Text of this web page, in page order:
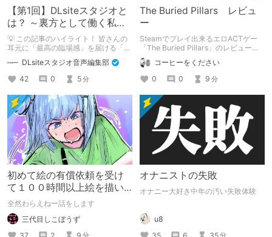
【第1回】DLsiteスタジオと
は？ ～裏方として働く私た
ちの紹介
💡 この記事のハイライト！ 皆さんの
耳元に「最高の臨場感」を届ける「サ
舞台裏を大公開！ スマートな専門
職……と思いきや、実態は「音の変態
（褒め言葉）」が集まるチーム！？
成人男性スタッフがダミヘに抱きつ
き、スタジオにアダルトグッズが転が
る超大真面目な理由とは？ クオリテ
ィ向上のための、ちょっとシュールな
（？）試行錯誤をたっぷりご紹介しま
す！
DLsiteスタジオ音声編集部
42
0 5分
The Buried Pillars レビュ
ー
Steamでプレイ出来るエロACTゲー
「The Buried Pillars」のレビューで
す。
コーヒーをください
0
0 9 分
初めて絵の有償依頼を受け
て１００時間以上絵を描い
た話
全然わらえねー話をします
三代目しこぼうず
分
オナニストの失敗
オナニー大好き中年の汚い失敗体験
u8
分